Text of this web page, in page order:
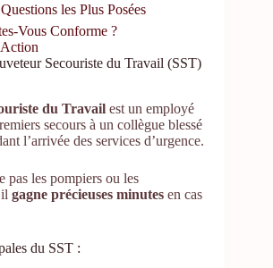
les Plus Posées
Vous Conforme ?
Secouriste du Travail (SST)
du Travail est un employé
secours à un collègue blessé
l’arrivée des services d’urgence.
pas les pompiers ou les
gagne précieuses minutes en cas
du SST :